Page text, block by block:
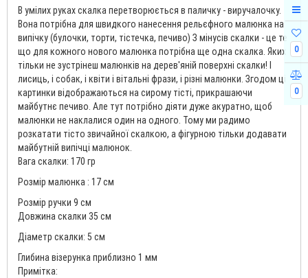
0
0
В умілих руках скалка перетворюється в паличку - виручалочку.
Вона потрібна для швидкого нанесення рельєфного малюнка на
випічку (булочки, торти, тістечка, печиво) З мінусів скалки - це те
що для кожного нового малюнка потрібна ще одна скалка. Яких
тільки не зустрінеш малюнків на дерев'яній поверхні скалки! І
лисиць, і собак, і квіти і вітальні фрази, і різні малюнки. Згодом ці
картинки відображаються на сирому тісті, прикрашаючи
майбутнє печиво. Але тут потрібно діяти дуже акуратно, щоб
малюнки не наклалися один на одного. Тому ми радимо
розкатати тісто звичайної скалкою, а фігурною тільки додавати
майбутній випічці малюнок.
Вага скалки: 170 гр
Розмір малюнка : 17 см
Розмір ручки 9 см
Довжина скалки 35 см
Діаметр скалки: 5 см
Глибина візерунка приблизно 1 мм
Примітка: